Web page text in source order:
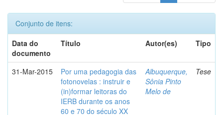
Conjunto de itens:
Data do
documento
Título Autor(es) Tipo
31-Mar-2015
Por uma pedagogia das
fotonovelas : instruir e
(in)formar leitoras do
IERB durante os anos
60 e 70 do século XX
Albuquerque,
Sônia Pinto
Melo de
Tese